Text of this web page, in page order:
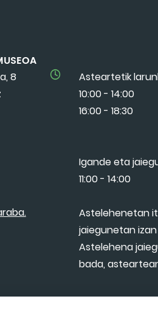
8
Asteartetik
10:00 - 14:00
16:00 - 18:30
Igande eta
11:00 - 14:00
Astelehenetan
jaiegunetan izan
Astelehena
bada,